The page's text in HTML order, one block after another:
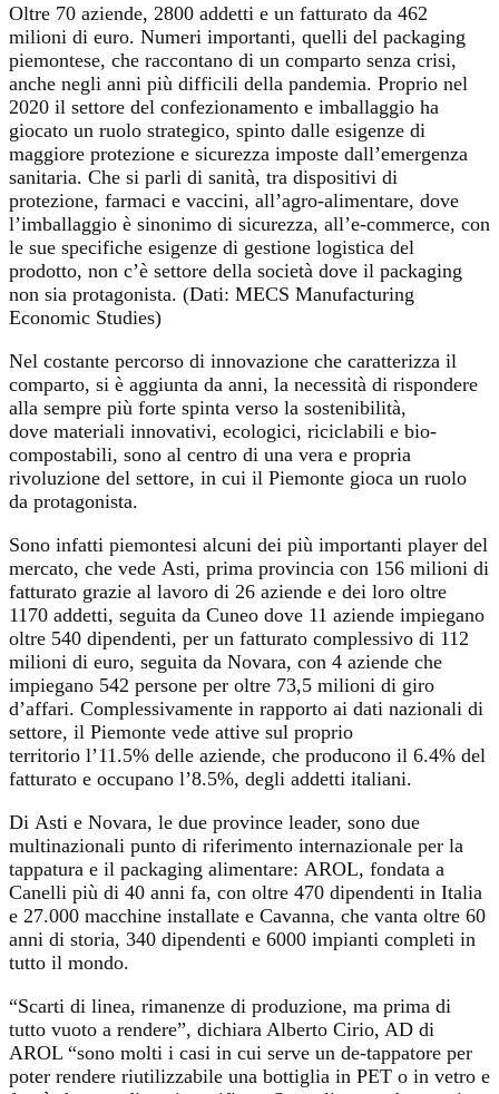
Oltre 70 aziende, 2800 addetti e un fatturato da 462
milioni di euro. Numeri importanti, quelli del packaging
piemontese, che raccontano di un comparto senza crisi,
anche negli anni più difficili della pandemia. Proprio nel
2020 il settore del confezionamento e imballaggio ha
giocato un ruolo strategico, spinto dalle esigenze di
maggiore protezione e sicurezza imposte dall’emergenza
sanitaria. Che si parli di sanità, tra dispositivi di
protezione, farmaci e vaccini, all’agro-alimentare, dove
l’imballaggio è sinonimo di sicurezza, all’e-commerce, con
le sue specifiche esigenze di gestione logistica del
prodotto, non c’è settore della società dove il packaging
non sia protagonista. (Dati: MECS Manufacturing
Economic Studies)
Nel costante percorso di innovazione che caratterizza il
comparto, si è aggiunta da anni, la necessità di rispondere
alla sempre più forte spinta verso la sostenibilità,
dove materiali innovativi, ecologici, riciclabili e bio-
compostabili, sono al centro di una vera e propria
rivoluzione del settore, in cui il Piemonte gioca un ruolo
da protagonista.
Sono infatti piemontesi alcuni dei più importanti player del
mercato, che vede Asti, prima provincia con 156 milioni di
fatturato grazie al lavoro di 26 aziende e dei loro oltre
1170 addetti, seguita da Cuneo dove 11 aziende impiegano
oltre 540 dipendenti, per un fatturato complessivo di 112
milioni di euro, seguita da Novara, con 4 aziende che
impiegano 542 persone per oltre 73,5 milioni di giro
d’affari. Complessivamente in rapporto ai dati nazionali di
settore, il Piemonte vede attive sul proprio
territorio l’11.5% delle aziende, che producono il 6.4% del
fatturato e occupano l’8.5%, degli addetti italiani.
Di Asti e Novara, le due province leader, sono due
multinazionali punto di riferimento internazionale per la
tappatura e il packaging alimentare: AROL, fondata a
Canelli più di 40 anni fa, con oltre 470 dipendenti in Italia
e 27.000 macchine installate e Cavanna, che vanta oltre 60
anni di storia, 340 dipendenti e 6000 impianti completi in
tutto il mondo.
“Scarti di linea, rimanenze di produzione, ma prima di
tutto vuoto a rendere”, dichiara Alberto Cirio, AD di
AROL “sono molti i casi in cui serve un de-tappatore per
poter rendere riutilizzabile una bottiglia in PET o in vetro e